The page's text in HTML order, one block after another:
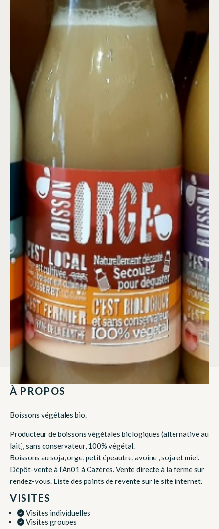
À PROPOS
Boissons végétales bio.
Producteur de boissons végétales biologiques (alternative au
lait), sans conservateur, 100% végétal.
Boissons au soja, orge, petit épeautre, avoine , soja et miel.
Dépôt-vente à l’An01 à Cazères. Vente directe à la ferme sur
rendez-vous. Liste des points de revente sur le site internet.
VISITES
Visites individuelles
Visites groupes